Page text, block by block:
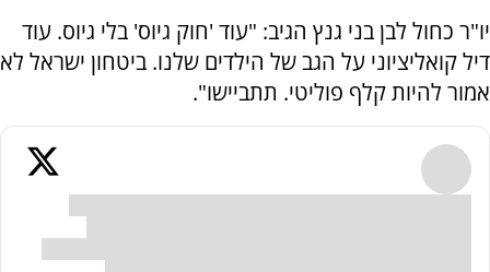
יו"ר כחול לבן בני גנץ הגיב: "‏‏‏עוד 'חוק גיוס' בלי גיוס. עוד
דיל קואליציוני על הגב של הילדים שלנו. ביטחון ישראל לא
אמור להיות קלף פוליטי. תתביישו".